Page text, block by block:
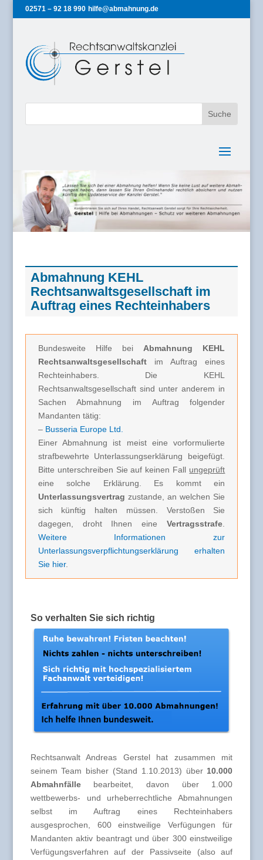
02571 – 92 18 990 hilfe@abmahnung.de
Abmahnung KEHL
Rechtsanwaltsgesellschaft im
Auftrag eines Rechteinhabers
Bundesweite Hilfe beiAbmahnung KEHL
Rechtsanwaltsgesellschaftim Auftrag eines
Rechteinhabers. Die KEHL
Rechtsanwaltsgesellschaft sind unter anderem in
Sachen Abmahnung im Auftrag folgender
Mandanten tätig:
– Busseria Europe Ltd.
Einer Abmahnung ist meist eine vorformulierte
strafbewehrte Unterlassungserklärung beigefügt.
Bitte unterschreiben Sie auf keinen Fall ungeprüft
eine solche Erklärung. Es kommt ein
Unterlassungsvertrag zustande, an welchen Sie
sich künftig halten müssen. Verstoßen Sie
dagegen, droht Ihnen eineVertragsstrafe.
Weitere Informationen zur
Unterlassungsverpflichtungserklärung erhalten
Sie hier.
So verhalten Sie sich richtig
Rechtsanwalt Andreas Gerstel hat zusammen mit
seinem Team bisher (Stand 1.10.2013) über 10.000
Abmahnfällebearbeitet, davon über 1.000
wettbewerbs- und urheberrechtliche Abmahnungen
selbst im Auftrag eines Rechteinhabers
ausgesprochen, 600 einstweilige Verfügungen für
Mandanten aktiv beantragt und über 300 einstweilige
Verfügungsverfahren auf der Passivseite (also auf